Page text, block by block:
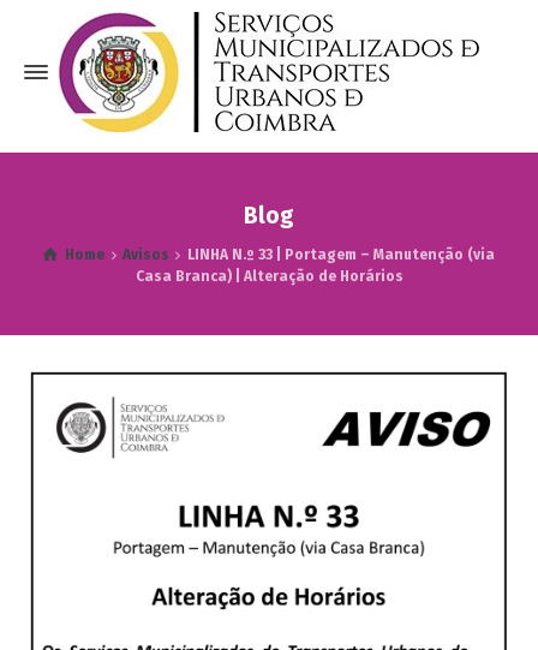
Blog
Home Avisos
LINHA N.º 33 | Portagem – Manutenção (via
Casa Branca) | Alteração de Horários